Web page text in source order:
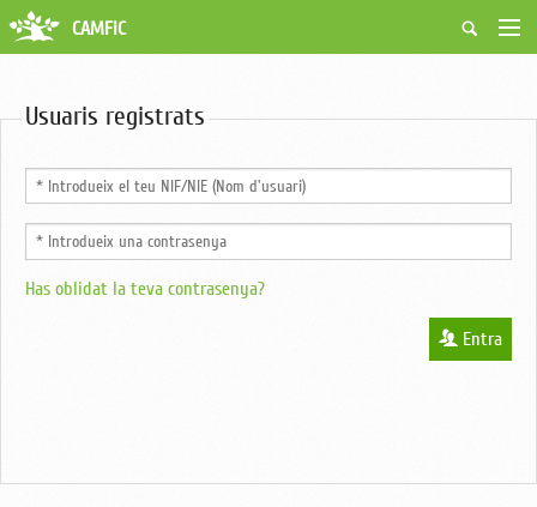
Fes-te soci
Borsa de treball
Ciutadans
Biblioteca
Grups i Vocalies
CAMFiC
Usuaris registrats
Has oblidat la teva contrasenya?
Entra